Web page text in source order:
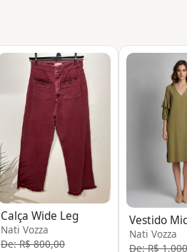
Calça Wide Leg
Nati Vozza
De: R$ 800,00
Nati Vozza
De: R$